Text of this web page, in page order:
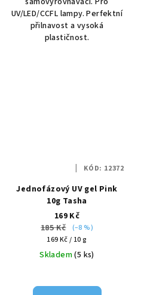
UV/LED/CCFL lampy. Perfektní
přilnavost a vysoká
plastičnost.
Jednofázový UV gel Pink
10g Tasha
169 Kč
185 Kč
(–8 %)
Měrná
cena:
169 Kč / 10 g
Skladem(5 ks)
KÓD: 12372